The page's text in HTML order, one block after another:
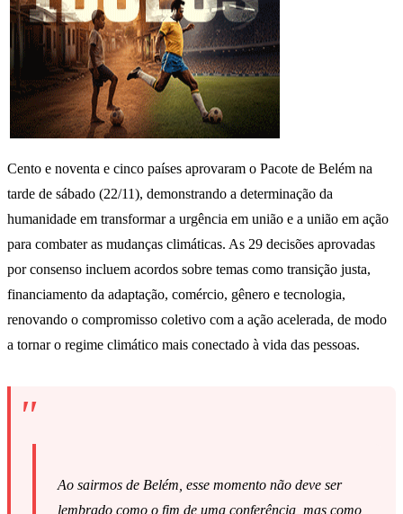
Cento e noventa e cinco países aprovaram o Pacote de Belém na
tarde de sábado (22/11), demonstrando a determinação da
humanidade em transformar a urgência em união e a união em ação
para combater as mudanças climáticas. As 29 decisões aprovadas
por consenso incluem acordos sobre temas como transição justa,
financiamento da adaptação, comércio, gênero e tecnologia,
renovando o compromisso coletivo com a ação acelerada, de modo
a tornar o regime climático mais conectado à vida das pessoas.
Ao sairmos de Belém, esse momento não deve ser
lembrado como o fim de uma conferência, mas como